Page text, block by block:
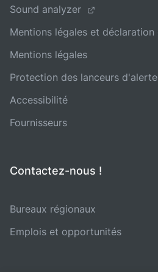
Sound analyzer
Mentions légales et
Mentions légales
Protection des lanceurs d'alerte
Accessibilité
Fournisseurs
Contactez-nous !
Bureaux régionaux
Emplois et opportunités